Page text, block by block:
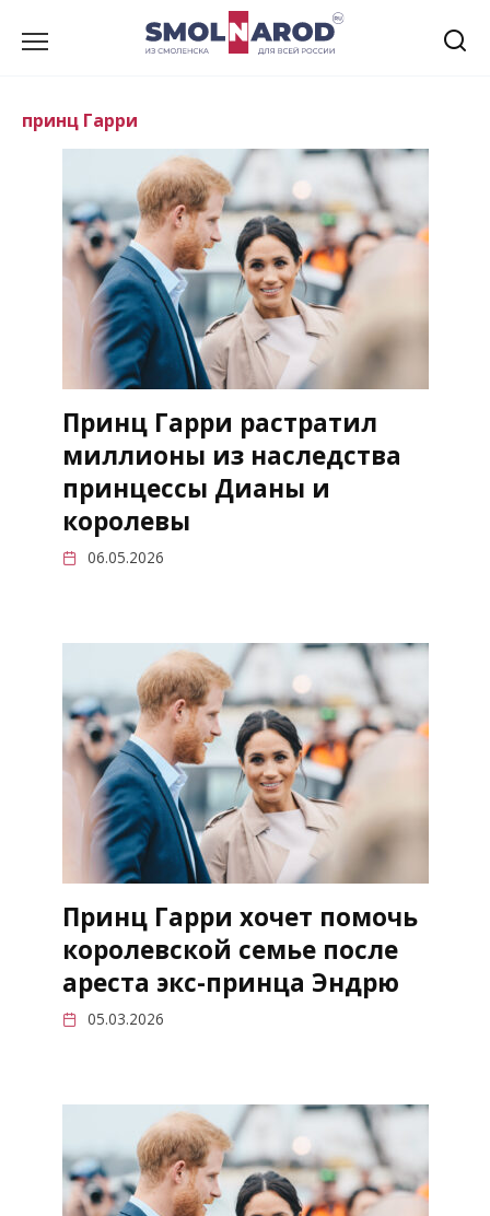
принц Гарри
Принц Гарри растратил
миллионы из наследства
принцессы Дианы и
королевы
06.05.2026
Принц Гарри хочет помочь
королевской семье после
ареста экс-принца Эндрю
05.03.2026